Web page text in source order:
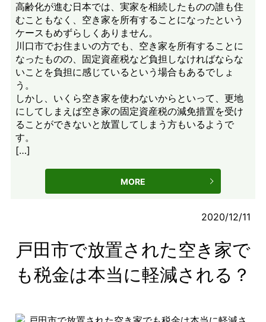
高齢化が進む日本では、実家を相続したものの誰も住
むこともなく、空き家を所有することになったという
ケースもめずらしくありません。
川口市でお住まいの方でも、空き家を所有することに
なったものの、固定資産税など負担しなければならな
いことを負担に感じているという場合もあるでしょ
う。
しかし、いくら空き家を使わないからといって、更地
にしてしまえば空き家の固定資産税の減免措置を受け
ることができないと放置してしまう方もいるようで
す。
[…]
MORE
2020/12/11
戸田市で放置された空き家で
も税金は本当に軽減される？